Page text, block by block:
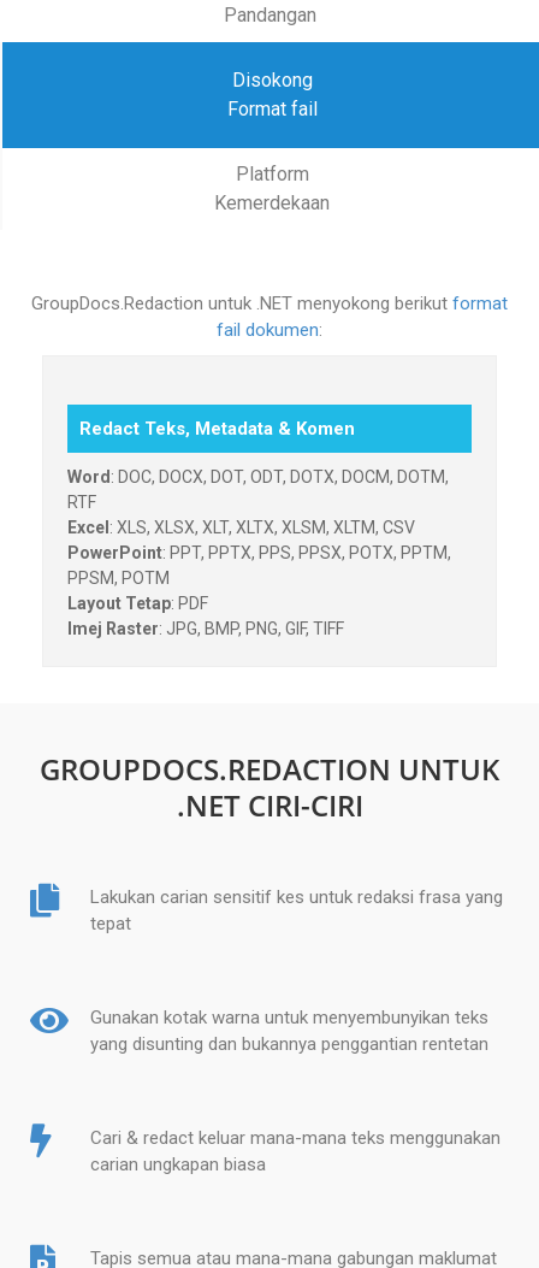
Pandangan
Disokong
Format fail
Platform
Kemerdekaan
GroupDocs.Redaction untuk .NET menyokong berikut format
fail dokumen:
Redact Teks, Metadata & Komen
Word : DOC, DOCX, DOT, ODT, DOTX, DOCM, DOTM,
RTF
Excel : XLS, XLSX, XLT, XLTX, XLSM, XLTM, CSV
PowerPoint: PPT, PPTX, PPS, PPSX, POTX, PPTM,
PPSM, POTM
Layout Tetap: PDF
Imej Raster: JPG, BMP, PNG, GIF, TIFF
GROUPDOCS.REDACTION UNTUK
.NET CIRI-CIRI
Lakukan carian sensitif kes untuk redaksi frasa yang
tepat
Gunakan kotak warna untuk menyembunyikan teks
yang disunting dan bukannya penggantian rentetan
Cari & redact keluar mana-mana teks menggunakan
carian ungkapan biasa
Tapis semua atau mana-mana gabungan maklumat